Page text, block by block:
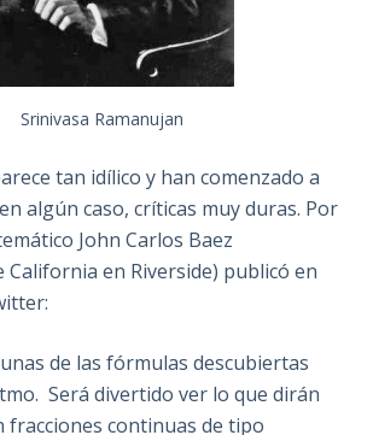
Srinivasa Ramanujan
tan idílico y han comenzado a
algún caso, críticas muy duras. Por
John Carlos Baez
California en Riverside) publicó en
de las fórmulas descubiertas
Será divertido ver lo que dirán
fracciones continuas de tipo